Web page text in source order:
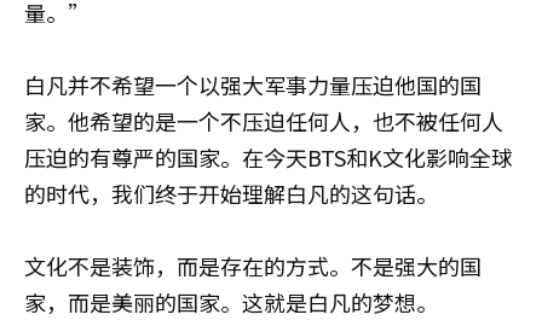
量。”
白凡并不希望一个以强大军事力量压迫他国的国
家。他希望的是一个不压迫任何人，也不被任何人
压迫的有尊严的国家。在今天BTS和K文化影响全球
的时代，我们终于开始理解白凡的这句话。
文化不是装饰，而是存在的方式。不是强大的国
家，而是美丽的国家。这就是白凡的梦想。